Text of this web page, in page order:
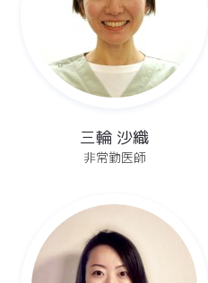
三輪 沙織
非常勤医師